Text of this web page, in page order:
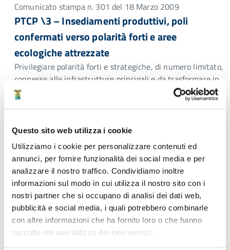
Questo sito web utilizza i cookie
Utilizziamo i cookie per personalizzare contenuti ed
annunci, per fornire funzionalità dei social media e per
analizzare il nostro traffico. Condividiamo inoltre
informazioni sul modo in cui utilizza il nostro sito con i
nostri partner che si occupano di analisi dei dati web,
pubblicità e social media, i quali potrebbero combinarle
con altre informazioni che ha fornito loro o che hanno
raccolto dal suo utilizzo dei loro servizi.
Comunicato stampa n. 301 del 18 Marzo 2009
PTCP \3 – Insediamenti produttivi, poli
confermati verso polarità forti e aree
ecologiche attrezzate
Privilegiare polarità forti e strategiche, di numero limitato,
connesse alle infrastrutture principali e da trasformare in
aree ecologicamente attrezzate. E’ l’orientamento assunto
dal Ptcp rispetto alle scelte insediative per il sistema
produttivi, che occupano complessivamente 21.791 ettari
di terreno. La scelta strategica è quella di confermare […]
Struttura di riferimento:Direzione generale > Ufficio
Stampa
Comunicato stampa n. 300 del 18 Marzo 2009
PTCP \2 – Accolta circa la metà delle
osservazioni Maletti: “piano rafforzato, più
spinta per energia”